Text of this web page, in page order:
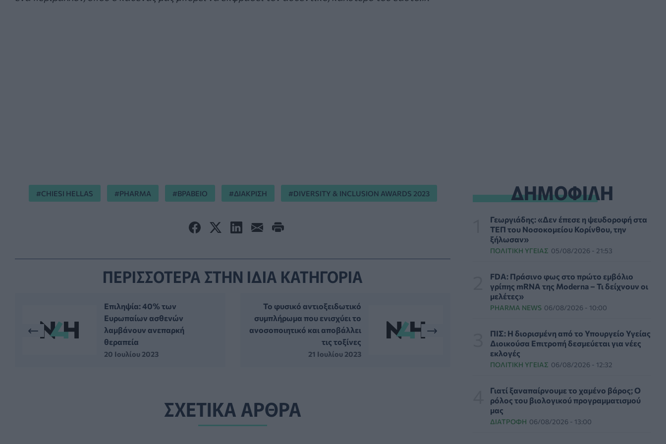
CHIESI HELLAS PHARMA ΒΡΑΒΕΙΟ ΔΙΑΚΡΙΣΗ DIVERSITY & INCLUSION AWARDS 2023
ΠΕΡΙΣΣΟΤΕΡΑ ΣΤΗΝ ΙΔΙΑ ΚΑΤΗΓΟΡΙΑ
Επιληψία: 40% των
Ευρωπαίων ασθενών
λαμβάνουν ανεπαρκή
θεραπεία
20 Ιουλίου 2023
Το φυσικό αντιοξειδωτικό
συμπλήρωμα που ενισχύει το
ανοσοποιητικό και αποβάλλει
τις τοξίνες
21 Ιουλίου 2023
ΣΧΕΤΙΚΑ ΑΡΘΡΑ
07/08/2026 - 14:00
δολάρια τον χρόνο για φάρμακα GLP-1 στους
εργαζομένους
ΥΠΗΡΕΣΊΕΣ ΥΓΕΊΑΣ
«κόκκινο» η Αττική – Τι πρέπει να προσέχουν
οι παραθεριστές
ΥΓΕΊΑ 07/08/2026 - 11:57
αποτελεσματική χημειοθεραπεία μετά το
χειρουργείο
ΥΓΕΊΑ 07/08/2026 - 11:00
επιβεβαιωμένα κρούσματα Έμπολα
ΥΓΕΊΑ 07/08/2026 - 10:30
ΔΗΜΟΦΙΛΗ
Γεωργιάδης: «Δεν έπεσε η ψευδοροφή στα
ΤΕΠ του Νοσοκομείου Κορίνθου, την
ξήλωσαν»
ΠΟΛΙΤΙΚΉ ΥΓΕΊΑΣ 05/08/2026 - 21:53
FDA: Πράσινο φως στο πρώτο εμβόλιο
γρίπης mRNA της Moderna – Τι δείχνουν οι
μελέτες»
PHARMA NEWS 06/08/2026 - 10:00
ΠΙΣ: Η διορισμένη από το Υπουργείο Υγείας
Διοικούσα Επιτροπή δεσμεύεται για νέες
εκλογές
ΠΟΛΙΤΙΚΉ ΥΓΕΊΑΣ 06/08/2026 - 12:32
Γιατί ξαναπαίρνουμε το χαμένο βάρος; Ο
ρόλος του βιολογικού προγραμματισμού
μας
ΔΙΑΤΡΟΦΉ 06/08/2026 - 13:00